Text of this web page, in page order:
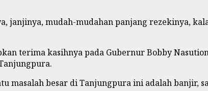
janjinya, mudah-mudahan panjang rezekinya,
terima kasihnya pada Gubernur Bobby
masalah besar di Tanjungpura ini adalah banjir,